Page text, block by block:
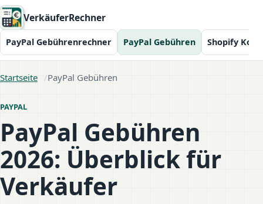
VerkäuferRechner
PayPal Gebührenrechner PayPal Gebühren Shopify
Startseite PayPal Gebühren
PAYPAL
PayPal Gebühren
2026: Überblick für
Verkäufer